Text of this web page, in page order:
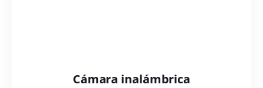
Cámara inalámbrica